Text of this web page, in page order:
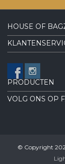
HOUSE OF
PRODUCTEN
VOLG ONS OP
© Copyright